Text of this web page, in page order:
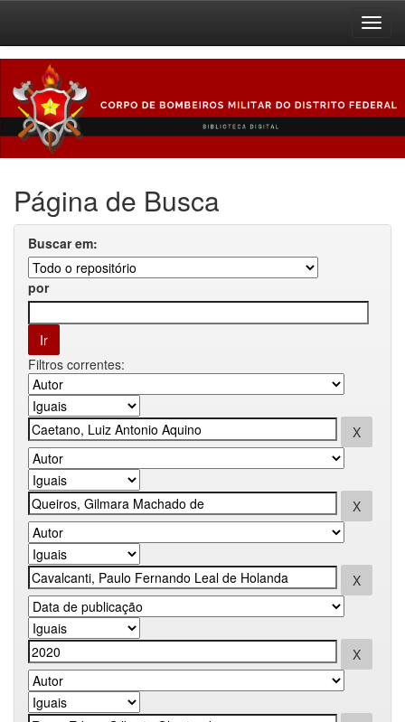
navigation
Página de Busca
Buscar em:
por
Filtros correntes: